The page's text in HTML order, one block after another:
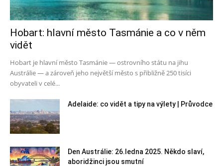
Hobart: hlavní město Tasmánie a co v něm
vidět
Hobart je hlavní město Tasmánie — ostrovního státu na jihu
Austrálie — a zároveň jeho největší město s přibližně 250 tisíci
obyvateli v celé...
Adelaide: co vidět a tipy na výlety | Průvodce
Den Austrálie: 26.ledna 2025. Někdo slaví,
aboridžinci jsou smutní